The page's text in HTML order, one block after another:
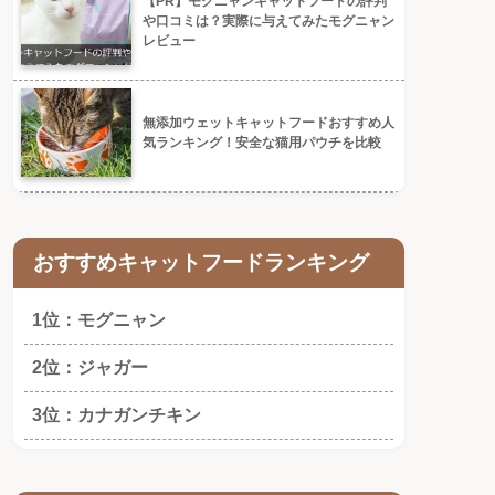
や口コミは？実際に与えてみたモグニャン
レビュー
無添加ウェットキャットフードおすすめ人
気ランキング！安全な猫用パウチを比較
おすすめキャットフードランキング
1位：モグニャン
2位：ジャガー
3位：カナガンチキン